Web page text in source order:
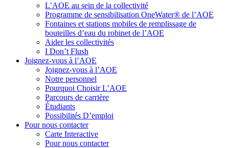
L’AOE au sein de la collectivité
Programme de sensibilisation OneWater® de l’AOE
Fontaines et stations mobiles de remplissage de
bouteilles d’eau du robinet de l’AOE
Aider les collectivités
I Don’t Flush
Joignez-vous à l’AOE
Joignez-vous à l’AOE
Notre personnel
Pourquoi Choisir L’AOE
Parcours de carrière
Étudiants
Possibilités D’emploi
Pour nous contacter
Carte Interactive
Pour nous contacter